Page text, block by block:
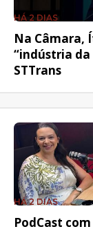
HÁ 2 DIAS
Na Câmara,
“indústria
STTrans
HÁ 2 DIAS
PodCast